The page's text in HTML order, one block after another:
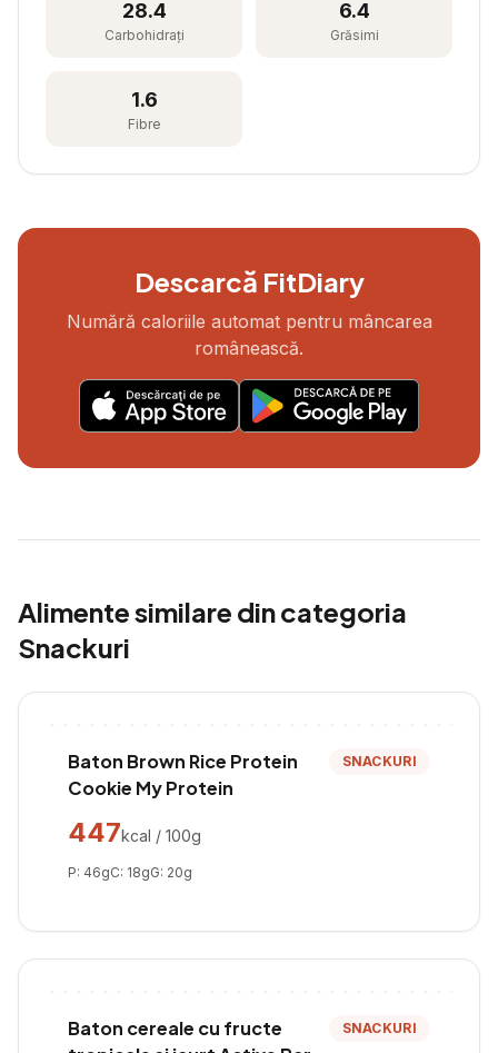
28.4
Carbohidrați
6.4
Grăsimi
1.6
Fibre
Descarcă FitDiary
Numără caloriile automat pentru mâncarea
românească.
Alimente similare din categoria
Snackuri
Baton Brown Rice Protein
Cookie My Protein
SNACKURI
447kcal / 100g
P: 46gC: 18gG: 20g
Baton cereale cu fructe
SNACKURI